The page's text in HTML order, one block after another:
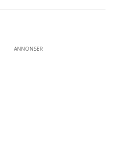
ANNONSER